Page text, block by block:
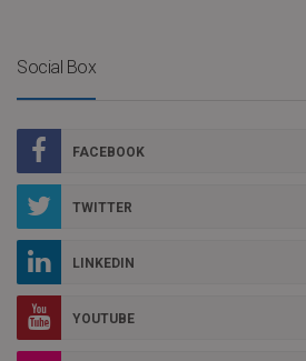
Social Box
FACEBOOK
TWITTER
LINKEDIN
YOUTUBE